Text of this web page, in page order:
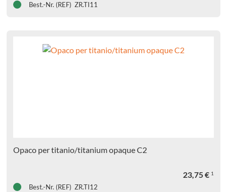
Best.-Nr. (REF) ZR.TI11
Opaco per titanio/titanium opaque C2
23,75€ 1
Best.-Nr. (REF) ZR.TI12